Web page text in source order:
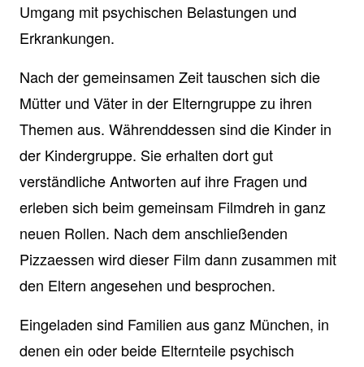
Umgang mit psychischen Belastungen und
Erkrankungen.
Nach der gemeinsamen Zeit tauschen sich die
Mütter und Väter in der Elterngruppe zu ihren
Themen aus. Währenddessen sind die Kinder in
der Kindergruppe. Sie erhalten dort gut
verständliche Antworten auf ihre Fragen und
erleben sich beim gemeinsam Filmdreh in ganz
neuen Rollen. Nach dem anschließenden
Pizzaessen wird dieser Film dann zusammen mit
den Eltern angesehen und besprochen.
Eingeladen sind Familien aus ganz München, in
denen ein oder beide Elternteile psychisch